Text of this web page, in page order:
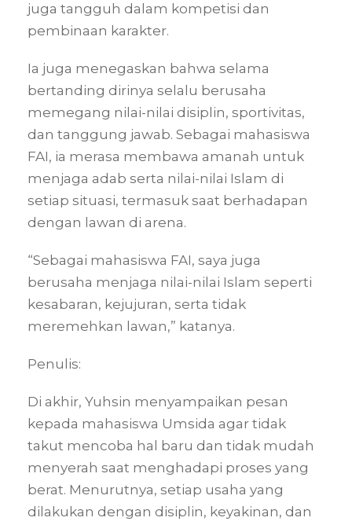
juga tangguh dalam kompetisi dan
pembinaan karakter.
Ia juga menegaskan bahwa selama
bertanding dirinya selalu berusaha
memegang nilai-nilai disiplin, sportivitas,
dan tanggung jawab. Sebagai mahasiswa
FAI, ia merasa membawa amanah untuk
menjaga adab serta nilai-nilai Islam di
setiap situasi, termasuk saat berhadapan
dengan lawan di arena.
“Sebagai mahasiswa FAI, saya juga
berusaha menjaga nilai-nilai Islam seperti
kesabaran, kejujuran, serta tidak
meremehkan lawan,” katanya.
Penulis:
Di akhir, Yuhsin menyampaikan pesan
kepada mahasiswa Umsida agar tidak
takut mencoba hal baru dan tidak mudah
menyerah saat menghadapi proses yang
berat. Menurutnya, setiap usaha yang
dilakukan dengan disiplin, keyakinan, dan